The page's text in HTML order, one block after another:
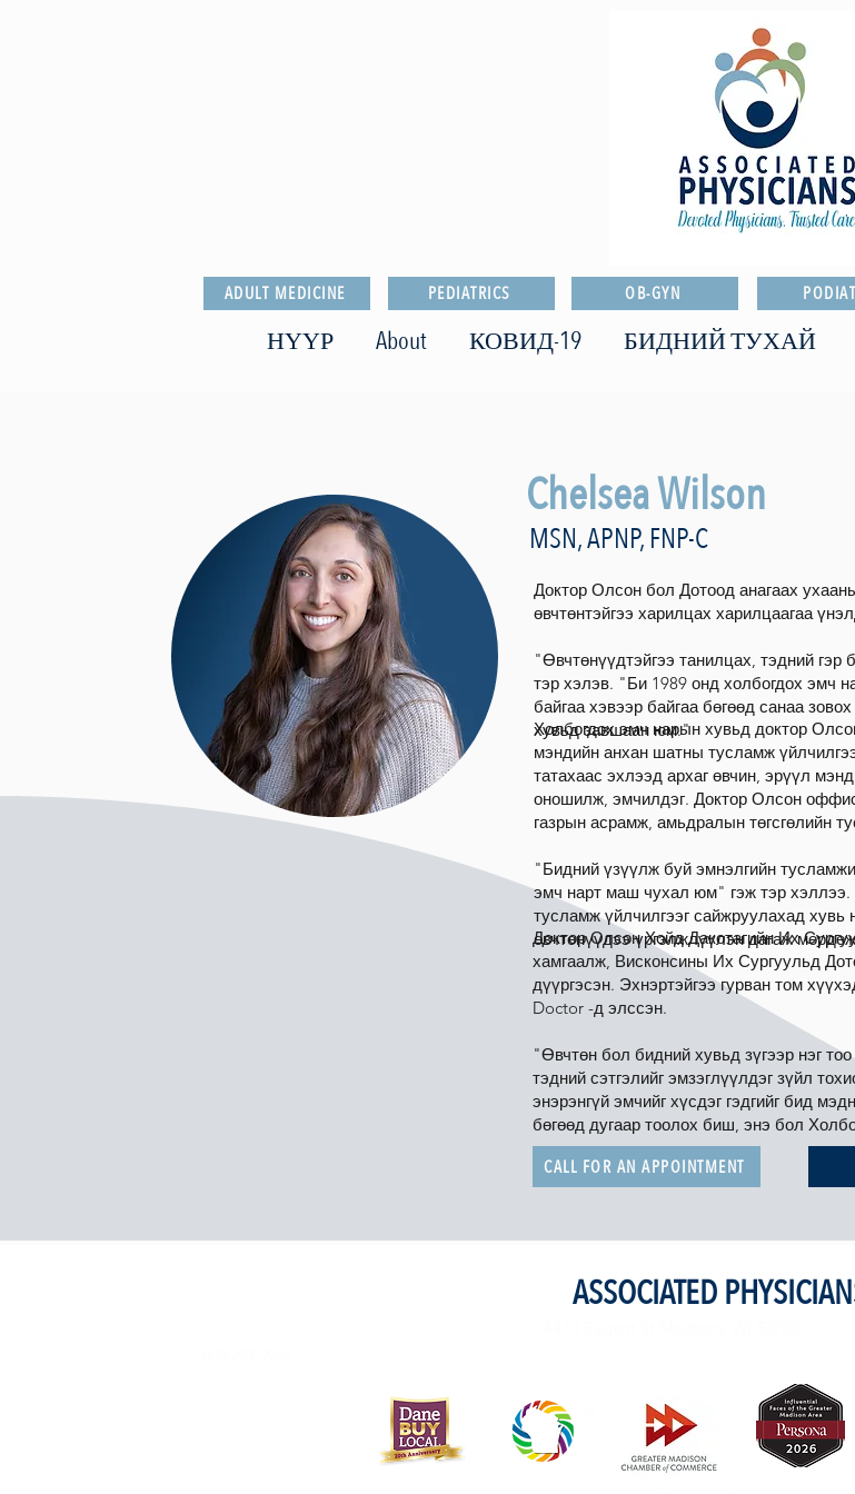
ADULT MEDICINE PEDIATRICS OB-GYN
НҮҮР About КОВИД-19 БИДНИЙ ТУХАЙ
Chelsea Wilson
MSN, APNP, FNP-C
Доктор Олсон бол Дотоод анагаах
өвчтөнтэйгээ харилцах харилцаагаа
"Өвчтөнүүдтэйгээ танилцах, тэдний
тэр хэлэв. "Би 1989 онд холбогдох эмч
байгаа хэвээр байгаа бөгөөд санаа
хувьд завшаан юм."
Холбогдох эмч нарын хувьд доктор
мэндийн анхан шатны тусламж
татахаас эхлээд архаг өвчин, эрүүл
оношилж, эмчилдэг. Доктор Олсон
газрын асрамж, амьдралын төгсгөлийн
"Бидний үзүүлж буй эмнэлгийн
эмч нарт маш чухал юм" гэж тэр
тусламж үйлчилгээг сайжруулахад
өвчтөнүүдээ үргэлжлүүлэн дагаж
Доктор Олсон Хойд Дакотагийн Их
хамгаалж, Висконсины Их Сургуульд
дүүргэсэн. Эхнэртэйгээ гурван том
Doctor -д элссэн.
"Өвчтөн бол бидний хувьд зүгээр нэг
тэдний сэтгэлийг эмзэглүүлдэг зүйл
энэрэнгүй эмчийг хүсдэг гэдгийг бид
бөгөөд дугаар тоолох биш, энэ бол
CALL FOR AN APPOINTMENT
ASSOCIATED